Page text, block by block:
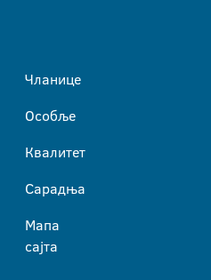
Чланице
Особље
Квалитет
Сарадња
Мапа
сајта